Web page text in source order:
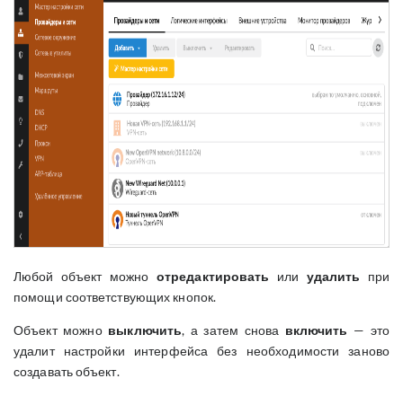
Любой объект можно отредактировать или удалить при
помощи соответствующих кнопок.
Объект можно выключить, а затем снова включить — это
удалит настройки интерфейса без необходимости заново
создавать объект.